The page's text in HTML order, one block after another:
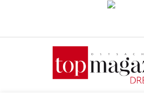
Verkaufsstellen